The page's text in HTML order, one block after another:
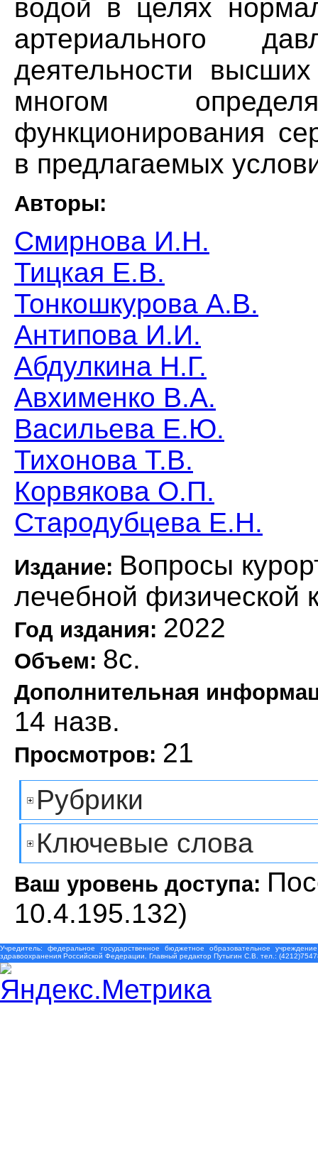
водой в целях
артериального
деятельности
многом
функционирования
в предлагаемых
Авторы:
Смирнова И.Н.
Тицкая Е.В.
Тонкошкурова А.В.
Антипова И.И.
Абдулкина Н.Г.
Авхименко В.А.
Васильева Е.Ю.
Тихонова Т.В.
Корвякова О.П.
Стародубцева Е.Н.
Издание: Вопросы
лечебной физической
Год издания: 2022
Объем: 8с.
Дополнительная
14 назв.
Просмотров: 21
Рубрики
Ключевые слова
Ваш уровень доступа:
10.4.195.132)
Учредитель: федеральное государственное бюджетное образовательное
здравоохранения Российской Федерации. Главный редактор Путыгин С.В. тел.: